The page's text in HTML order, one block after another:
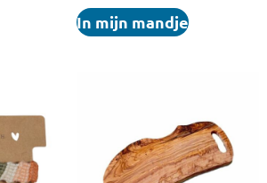
In mijn mandje